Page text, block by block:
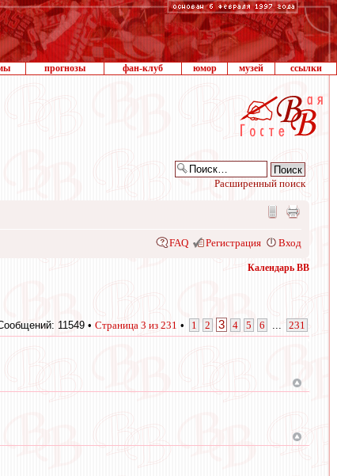
прогнозы фан-клуб юмор музей ссылки
Расширенный поиск
FAQ Регистрация Вход
Календарь ВВ
11549 • Страница 3 из 231 • 1 2 3 4 5 6 231